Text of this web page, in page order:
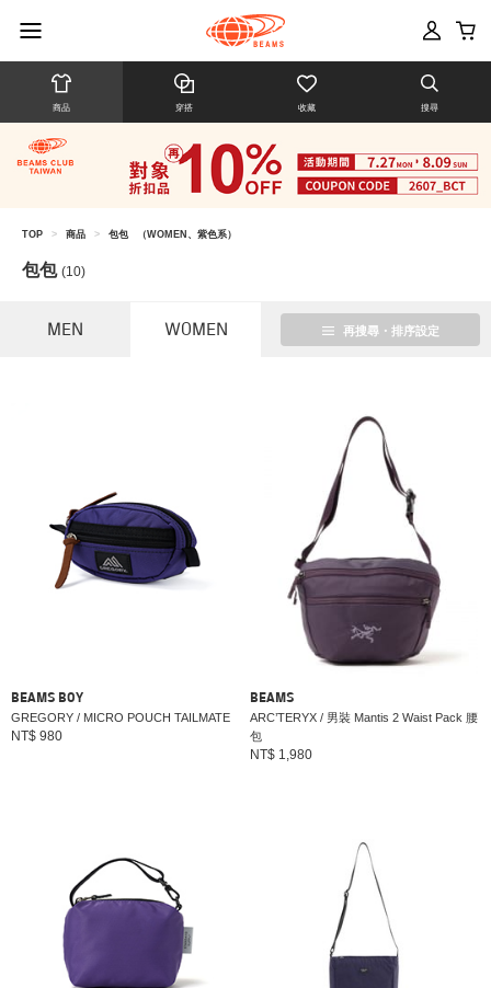
商品 穿搭 收藏 搜尋
TOP > 商品 > 包包 （WOMEN、紫色系）
包包 (10)
MEN WOMEN 再搜尋・排序設定
BEAMS BOY
GREGORY / MICRO POUCH TAILMATE
NT$ 980
BEAMS
ARC’TERYX / 男裝 Mantis 2 Waist Pack 腰
包
NT$ 1,980